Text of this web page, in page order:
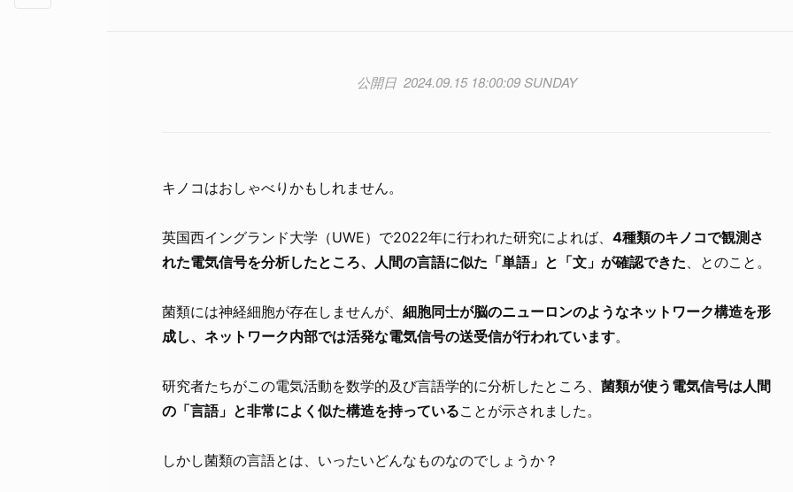
2024.09.15 18:00:09 SUNDAY
キノコはおしゃべりかもしれません。
英国西イングランド大学（UWE）で2022年に行われた研究によれば、 4種類のキノコで観測さ
れた電気信号を分析したところ、人間の言語に似た「単語」と「文」が確認できた 、とのこと。
菌類には神経細胞が存在しませんが、 細胞同士が脳のニューロンのようなネットワーク構造を形
成し、ネットワーク内部では活発な電気信号の送受信が行われています。
研究者たちがこの電気活動を数学的及び言語学的に分析したところ、 菌類が使う電気信号は人間
の「言語」と非常によく似た構造を持っていることが示されました。
しかし菌類の言語とは、いったいどんなものなのでしょうか？